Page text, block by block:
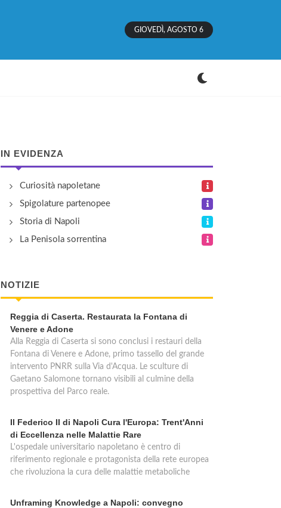
GIOVEDÌ, AGOSTO 6
IN EVIDENZA
Curiosità napoletane
Spigolature partenopee
Storia di Napoli
La Penisola sorrentina
NOTIZIE
Reggia di Caserta. Restaurata la Fontana di
Venere e Adone
Alla Reggia di Caserta si sono conclusi i restauri della
Fontana di Venere e Adone, primo tassello del grande
intervento PNRR sulla Via d'Acqua. Le sculture di
Gaetano Salomone tornano visibili al culmine della
prospettiva del Parco reale.
Il Federico II di Napoli Cura l'Europa: Trent'Anni
di Eccellenza nelle Malattie Rare
L'ospedale universitario napoletano è centro di
riferimento regionale e protagonista della rete europea
che rivoluziona la cura delle malattie metaboliche
Unframing Knowledge a Napoli: convegno